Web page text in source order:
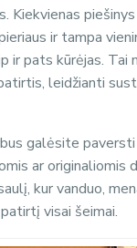
Kiekvienas
ir tampa
ir pats kūrėjas. Tai
leidžianti
galėsite
ar originaliomis
kur vanduo,
visai šeimai.